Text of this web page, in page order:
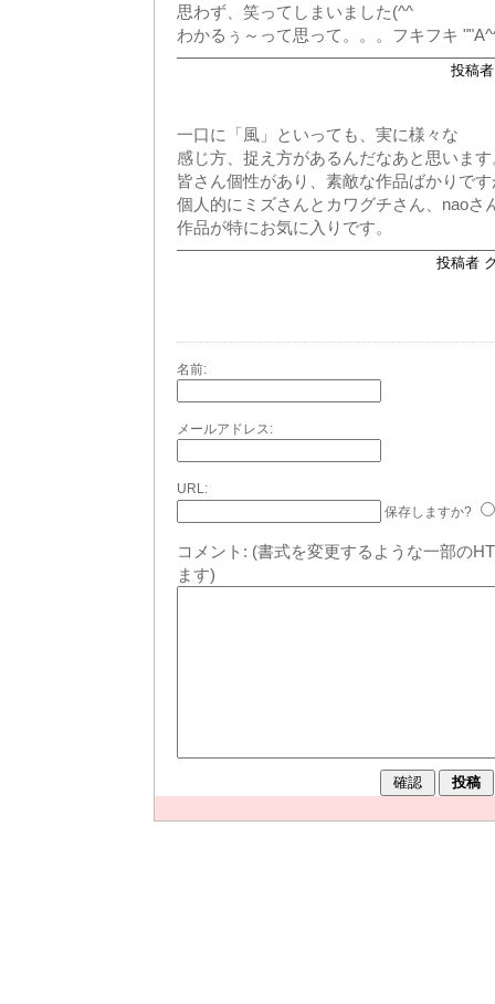
思わず、笑ってしまいました(^^
わかるぅ～って思って。。。フキフキ
投稿
一口に「風」といっても、実に様々な
感じ方、捉え方があるんだなあと思います
皆さん個性があり、素敵な作品ばかりです
個人的にミズさんとカワグチさん、naoさ
作品が特にお気に入りです。
投稿者
名前:
メールアドレス:
URL:
保存しますか?
コメント: (書式を変更するような一部の
ます)